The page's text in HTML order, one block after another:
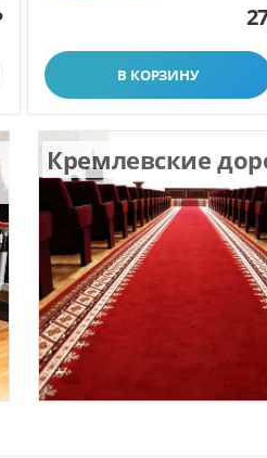
В КОРЗИНУ
Кремлевские